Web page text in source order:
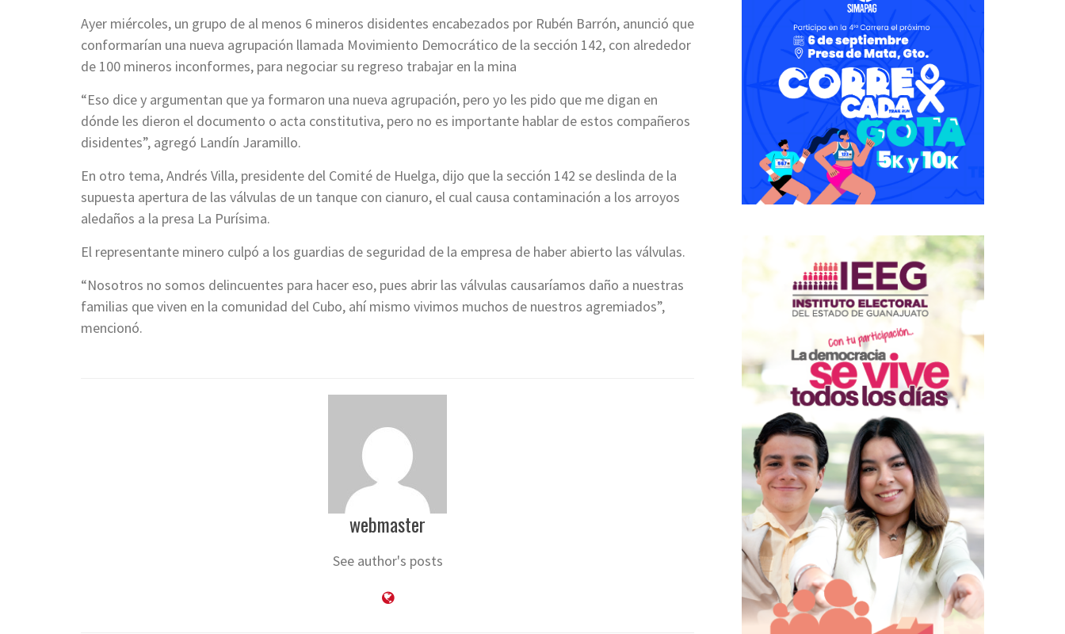
Ayer miércoles, un grupo de al menos 6 mineros disidentes encabezados por Rubén Barrón, anunció que
conformarían una nueva agrupación llamada Movimiento Democrático de la sección 142, con alrededor
de 100 mineros inconformes, para negociar su regreso trabajar en la mina
“Eso dice y argumentan que ya formaron una nueva agrupación, pero yo les pido que me digan en
dónde les dieron el documento o acta constitutiva, pero no es importante hablar de estos compañeros
disidentes”, agregó Landín Jaramillo.
En otro tema, Andrés Villa, presidente del Comité de Huelga, dijo que la sección 142 se deslinda de la
supuesta apertura de las válvulas de un tanque con cianuro, el cual causa contaminación a los arroyos
aledaños a la presa La Purísima.
El representante minero culpó a los guardias de seguridad de la empresa de haber abierto las válvulas.
“Nosotros no somos delincuentes para hacer eso, pues abrir las válvulas causaríamos daño a nuestras
familias que viven en la comunidad del Cubo, ahí mismo vivimos muchos de nuestros agremiados”,
mencionó.
webmaster
See author's posts